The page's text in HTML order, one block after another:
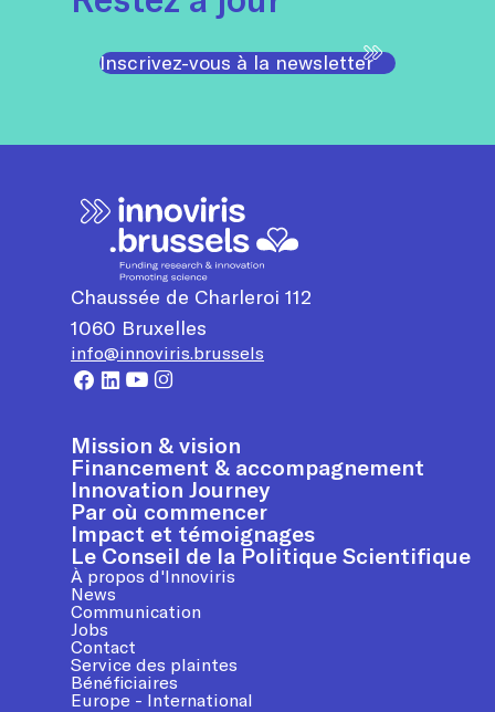
Inscrivez-vous à la newsletter
Chaussée de Charleroi 112
1060 Bruxelles
info@innoviris.brussels
Mission & vision
Financement & accompagnement
Innovation Journey
Par où commencer
Impact et témoignages
Le Conseil de la Politique Scientifique
À propos d'Innoviris
News
Communication
Jobs
Contact
Service des plaintes
Bénéficiaires
Europe - International